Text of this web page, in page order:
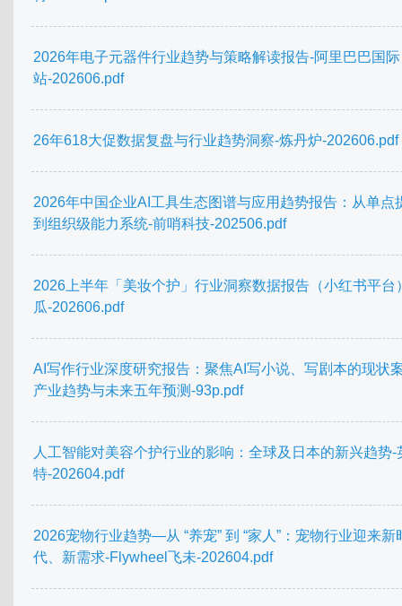
2026年电子元器件行业趋势与策略解读报告-阿里巴巴国际
站-202606.pdf
26年618大促数据复盘与行业趋势洞察-炼丹炉-202606.pdf
2026年中国企业AI工具生态图谱与应用趋势报告：从单点
到组织级能力系统-前哨科技-202506.pdf
2026上半年「美妆个护」行业洞察数据报告（小红书平台
瓜-202606.pdf
AI写作行业深度研究报告：聚焦AI写小说、写剧本的现状
产业趋势与未来五年预测-93p.pdf
人工智能对美容个护行业的影响：全球及日本的新兴趋势-
特-202604.pdf
2026宠物行业趋势—从 “养宠” 到 “家人”：宠物行业迎来新
代、新需求-Flywheel飞未-202604.pdf